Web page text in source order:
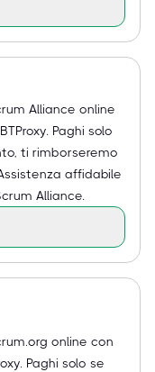
Alliance online
Paghi solo
ti rimborseremo
affidabile
Alliance.
online con
Paghi solo se